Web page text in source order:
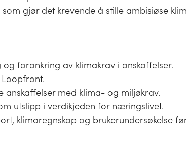
gjør det krevende å stille ambisiøse
forankring av klimakrav i anskaffelser.
anskaffelser med klima- og miljøkrav.
utslipp i verdikjeden for næringslivet.
klimaregnskap og brukerundersøkelse